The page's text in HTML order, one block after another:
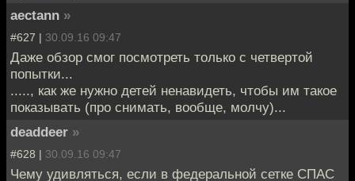
aectann »
#627 | 30.09.16 09:47
Даже обзор смог посмотреть только с четвертой
попытки...
....., как же нужно детей ненавидеть, чтобы им такое
показывать (про снимать, вообще, молчу)...
deaddeer »
#628 | 30.09.16 09:47
Чему удивляться, если в федеральной сетке СПАС